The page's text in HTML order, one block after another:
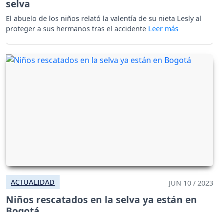
selva
El abuelo de los niños relató la valentía de su nieta Lesly al
proteger a sus hermanos tras el accidente
ACTUALIDAD JUN 10 / 2023
Niños rescatados en la selva ya están en